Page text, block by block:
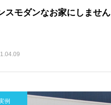
スモダンなお家にしません
例